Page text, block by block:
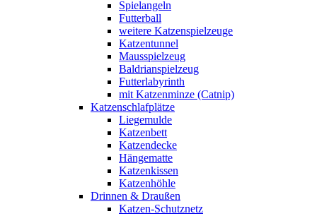
Spielangeln
Futterball
weitere Katzenspielzeuge
Katzentunnel
Mausspielzeug
Baldrianspielzeug
Futterlabyrinth
mit Katzenminze (Catnip)
Katzenschlafplätze
Liegemulde
Katzenbett
Katzendecke
Hängematte
Katzenkissen
Katzenhöhle
Drinnen & Draußen
Katzen-Schutznetz